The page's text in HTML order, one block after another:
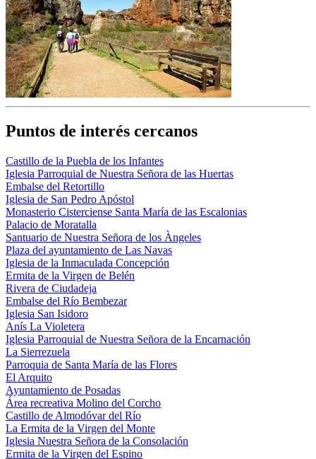
Puntos de interés cercanos
Castillo de la Puebla de los Infantes
Iglesia Parroquial de Nuestra Señora de las Huertas
Embalse del Retortillo
Iglesia de San Pedro Apóstol
Monasterio Cisterciense Santa María de las Escalonias
Palacio de Moratalla
Santuario de Nuestra Señora de los Àngeles
Plaza del ayuntamiento de Las Navas
Iglesia de la Inmaculada Concepción
Ermita de la Virgen de Belén
Rivera de Ciudadeja
Embalse del Río Bembezar
Iglesia San Isidoro
Anís La Violetera
Iglesia Parroquial de Nuestra Señora de la Encarnación
La Sierrezuela
Parroquia de Santa María de las Flores
El Arquito
Ayuntamiento de Posadas
Área recreativa Molino del Corcho
Castillo de Almodóvar del Río
La Ermita de la Virgen del Monte
Iglesia Nuestra Señora de la Consolación
Ermita de la Virgen del Espino